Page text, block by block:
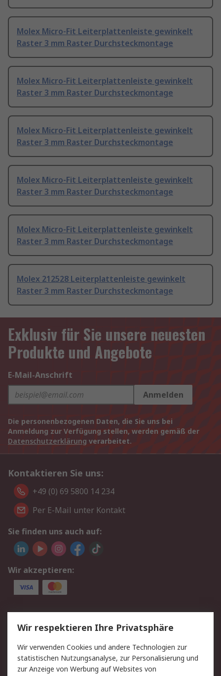
Molex Micro-Fit Leiterplattenleiste gewinkelt
Raster 3 mm Raster Durchsteckmontage
Molex Micro-Fit Leiterplattenleiste gewinkelt
Raster 3 mm Raster Durchsteckmontage
Molex Micro-Fit Leiterplattenleiste gewinkelt
Raster 3 mm Raster Durchsteckmontage
Molex Micro-Fit Leiterplattenleiste gewinkelt
Raster 3 mm Raster Durchsteckmontage
Molex Micro-Fit Leiterplattenleiste gewinkelt
Raster 3 mm Raster Durchsteckmontage
Molex 212528 Leiterplattenleiste gewinkelt
Raster 3 mm Raster Durchsteckmontage
Exklusiv für Sie unsere neuesten
Produkte und Angebote
E-Mail-Anschrift
Anmelden
Die personenbezogenen Daten, die Sie uns bei
Anmeldung zur Verfügung stellen, werden gemäß der
Datenschutzerklärung verarbeitet.
Kontaktieren Sie uns:
+49 (0) 69 5800 14 234
Per E-Mail unter Kontakt
Sie finden uns auch auf:
Wir akzeptieren:
Service
Value Added Services
Lieferlösungen
Rücksendungen
Kontakt
Hilfe
Privatkunden
Wir respektieren Ihre Privatsphäre
Wir verwenden Cookies und andere Technologien zur
statistischen Nutzungsanalyse, zur Personalisierung und
zur Anzeige von Werbung auf Websites von